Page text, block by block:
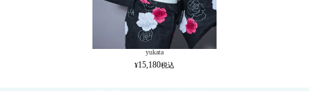
yukata
15,180